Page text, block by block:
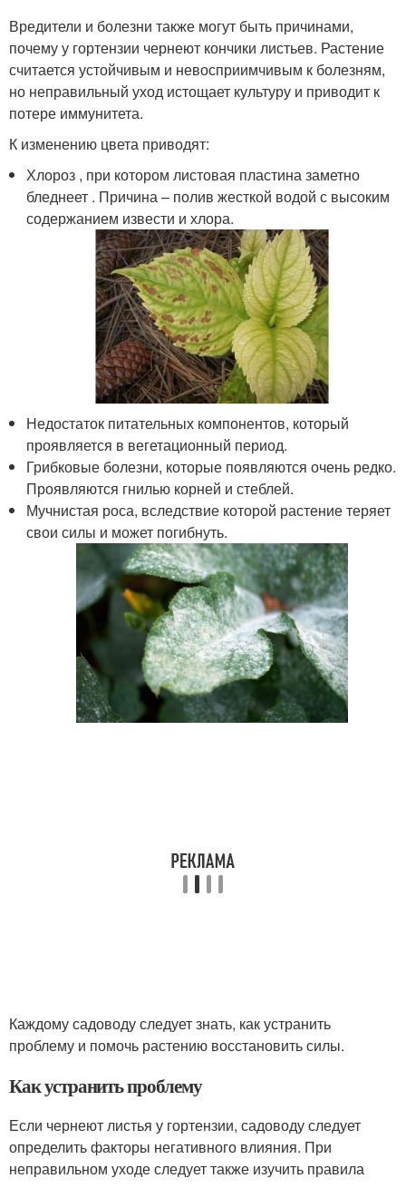
Вредители и болезни также могут быть причинами,
почему у гортензии чернеют кончики листьев. Растение
считается устойчивым и невосприимчивым к болезням,
но неправильный уход истощает культуру и приводит к
потере иммунитета.
К изменению цвета приводят:
Хлороз , при котором листовая пластина заметно
бледнеет . Причина – полив жесткой водой с высоким
содержанием извести и хлора.
Недостаток питательных компонентов, который
проявляется в вегетационный период.
Грибковые болезни, которые появляются очень редко.
Проявляются гнилью корней и стеблей.
Мучнистая роса, вследствие которой растение теряет
свои силы и может погибнуть.
Каждому садоводу следует знать, как устранить
проблему и помочь растению восстановить силы.
Как устранить проблему
Если чернеют листья у гортензии, садоводу следует
определить факторы негативного влияния. При
неправильном уходе следует также изучить правила